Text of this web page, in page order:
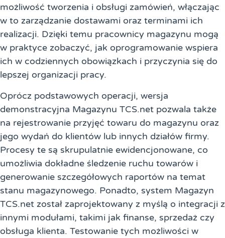
możliwość tworzenia i obsługi zamówień, włączając
w to zarządzanie dostawami oraz terminami ich
realizacji. Dzięki temu pracownicy magazynu mogą
w praktyce zobaczyć, jak oprogramowanie wspiera
ich w codziennych obowiązkach i przyczynia się do
lepszej organizacji pracy.
Oprócz podstawowych operacji, wersja
demonstracyjna Magazynu TCS.net pozwala także
na rejestrowanie przyjęć towaru do magazynu oraz
jego wydań do klientów lub innych działów firmy.
Procesy te są skrupulatnie ewidencjonowane, co
umożliwia dokładne śledzenie ruchu towarów i
generowanie szczegółowych raportów na temat
stanu magazynowego. Ponadto, system Magazyn
TCS.net został zaprojektowany z myślą o integracji z
innymi modułami, takimi jak finanse, sprzedaż czy
obsługa klienta. Testowanie tych możliwości w